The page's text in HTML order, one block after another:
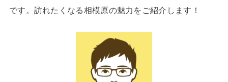
です。訪れたくなる相模原の魅力をご紹介します！